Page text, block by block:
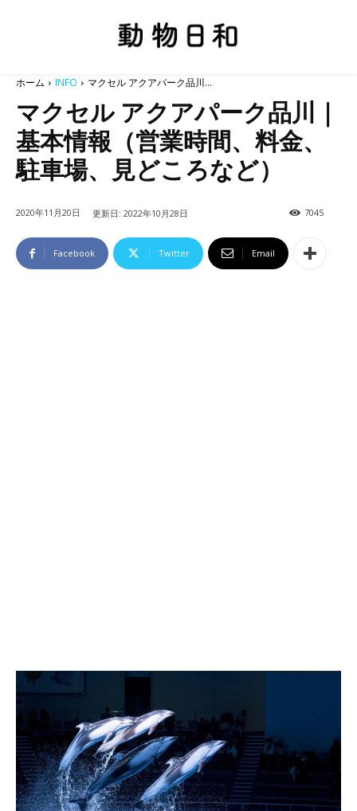
ホーム INFO マクセル アクアパーク品川...
マクセル アクアパーク品川｜
基本情報（営業時間、料金、
駐車場、見どころなど）
2020年11月20日 更新日: 2022年10月28日 7045
Facebook Twitter Email